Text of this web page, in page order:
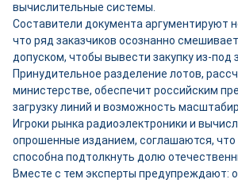
вычислительные системы.
Составители документа аргументируют
что ряд заказчиков осознанно
допуском, чтобы вывести закупку из-под
Принудительное разделение лотов,
министерстве, обеспечит российским
загрузку линий и возможность
Игроки рынка радиоэлектроники и
опрошенные изданием, соглашаются, что
способна подтолкнуть долю
Вместе с тем эксперты предупреждают: